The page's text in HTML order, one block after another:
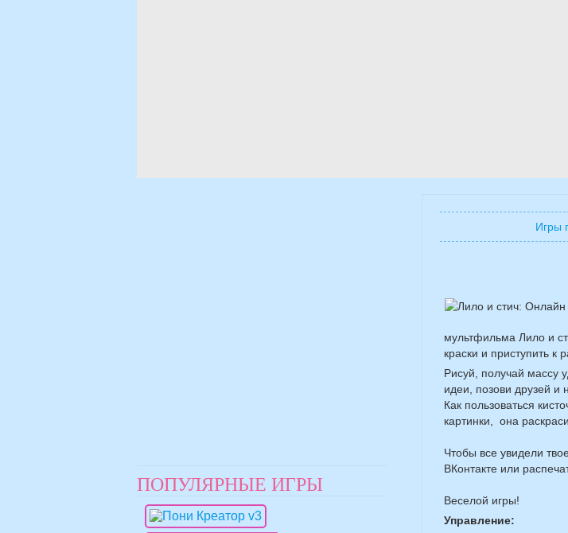
Игры
мультфильма Лило и
краски и приступить к
Рисуй, получай массу
идеи, позови друзей и
Как пользоваться
картинки, она
Чтобы все увидели
ВКонтакте или
Веселой игры!
Управление:
ПОПУЛЯРНЫЕ ИГРЫ